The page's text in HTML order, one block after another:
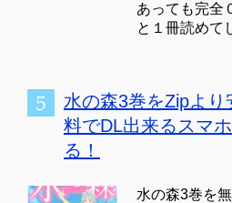
あっても完全
と１冊読めて
水の森3巻をZipより
料でDL出来るスマ
る！
水の森3巻を